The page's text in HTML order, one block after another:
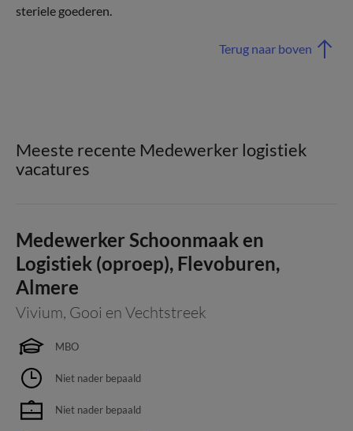
steriele goederen.
Terug naar boven
Meeste recente Medewerker logistiek
vacatures
Medewerker Schoonmaak en
Logistiek (oproep), Flevoburen,
Almere
Vivium, Gooi en Vechtstreek
MBO
Niet nader bepaald
Niet nader bepaald